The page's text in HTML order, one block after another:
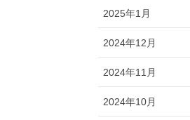
2025年1月
2024年12月
2024年11月
2024年10月